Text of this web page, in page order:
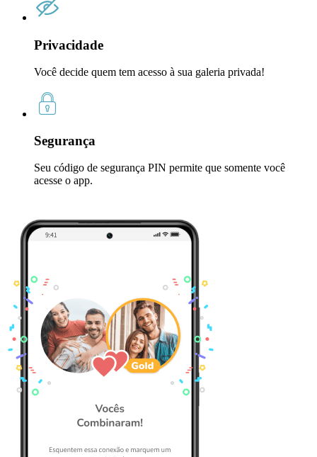
Privacidade
Você decide quem tem acesso à sua galeria privada!
Segurança
Seu código de segurança PIN permite que somente você
acesse o app.